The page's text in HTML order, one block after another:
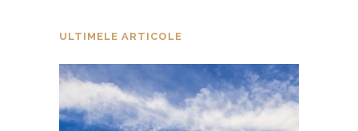
mare competiție de tehnologie
Girls 2021
Solaris va livra încă 25 de
troleibuze la Brașov
ULTIMELE ARTICOLE